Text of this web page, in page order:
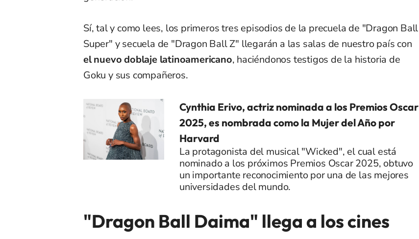
Sí, tal y como lees, los primeros tres episodios de la precuela de "Dragon Ball
Super" y secuela de "Dragon Ball Z" llegarán a las salas de nuestro país con
el nuevo doblaje latinoamericano, haciéndonos testigos de la historia de
Goku y sus compañeros.
Cynthia Erivo, actriz nominada a los Premios Oscar
2025, es nombrada como la Mujer del Año por
Harvard
La protagonista del musical "Wicked", el cual está
nominado a los próximos Premios Oscar 2025, obtuvo
un importante reconocimiento por una de las mejores
universidades del mundo.
"Dragon Ball Daima" llega a los cines